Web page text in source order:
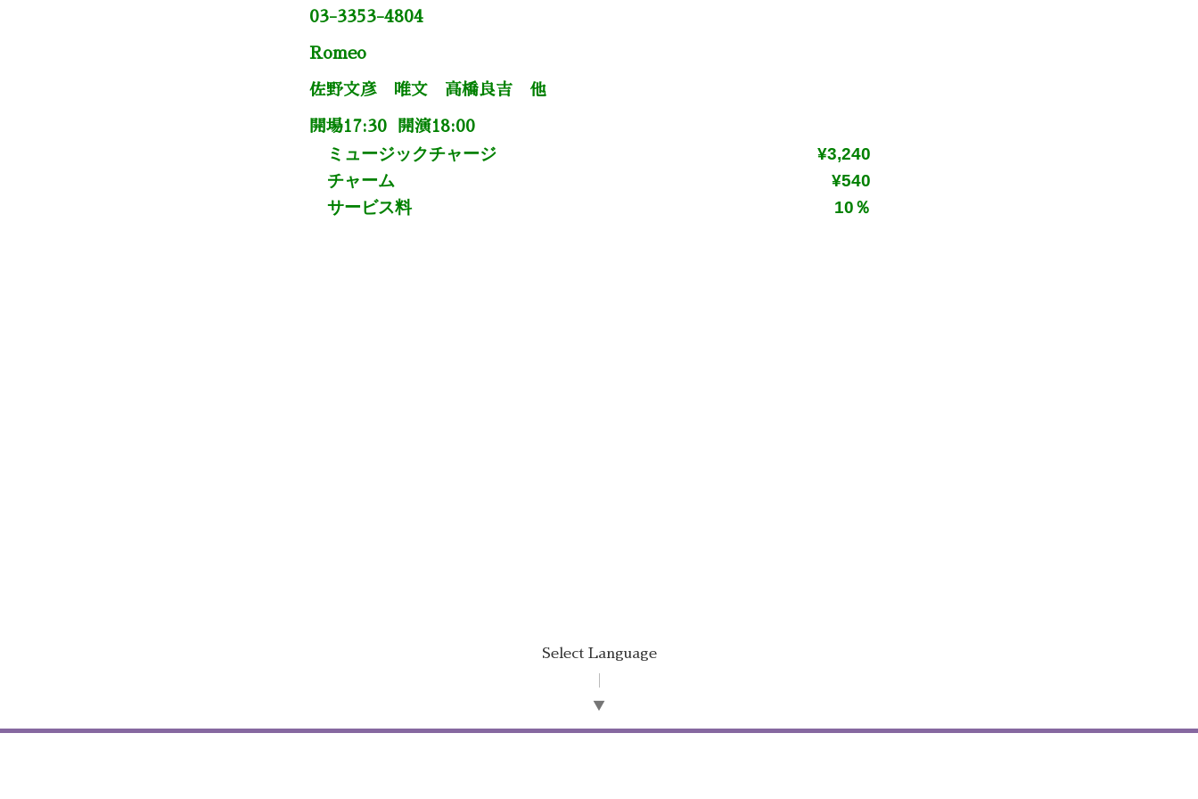
03-3353-4804
Romeo
佐野文彦 唯文 高橋良吉 他
開場17:30 開演18:00
ミュージックチャージ
¥3,240
チャーム
¥540
サービス料
10％
Select Language
▼